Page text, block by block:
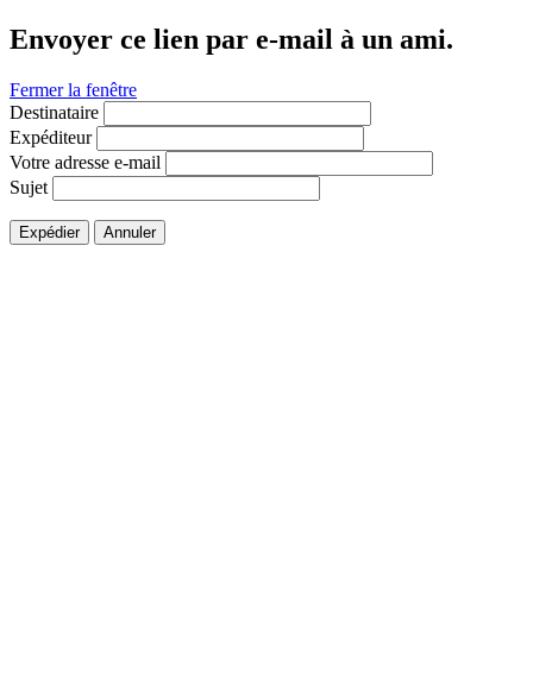
Envoyer ce lien par e-mail à un ami.
Fermer la fenêtre
Destinataire
Expéditeur
Votre adresse e-mail
Sujet
Expédier Annuler